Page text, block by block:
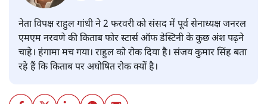
नेता विपक्ष राहुल गांधी ने 2 फरवरी को संसद में पूर्व सेनाध्यक्ष जनरल
एमएम नरवणे की किताब फोर स्टार्स ऑफ डेस्टिनी के कुछ अंश पढ़ने
चाहे। हंगामा मच गया। राहुल को रोक दिया है। संजय कुमार सिंह बता
रहे हैं कि किताब पर अघोषित रोक क्यों है।